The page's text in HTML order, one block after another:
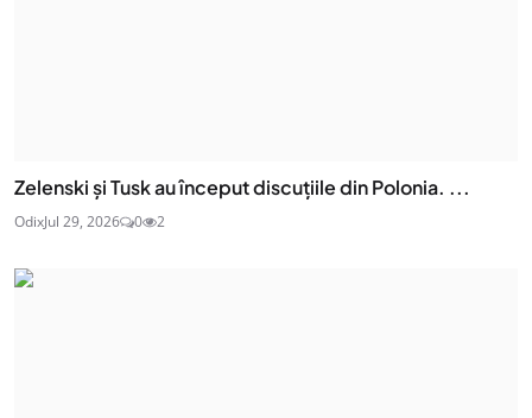
Zelenski și Tusk au început discuțiile din Polonia. ...
OdixJul 29, 2026 0 2